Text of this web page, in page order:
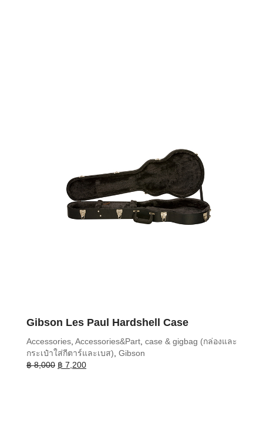
Gibson Les Paul Hardshell Case
Accessories, Accessories&Part, case & gigbag (กล่องและ
กระเป๋าใส่กีตาร์และเบส), Gibson
฿8,000 Original
฿ 7,200Current